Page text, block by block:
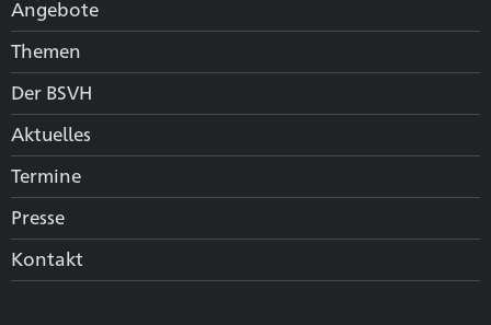
Angebote
Themen
Der BSVH
Aktuelles
Termine
Presse
Kontakt